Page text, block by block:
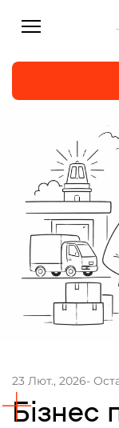
Репортажі
Статті
Інтерв’ю
Особисто
На часі
Про нас
Підтримати
Контакти
Співпраця
23 Лют., 2026-
Бізнес